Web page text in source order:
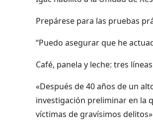
Prepárese para las pruebas
“Puedo asegurar que he
Café, panela y leche: tres
«Después de 40 años de un
investigación preliminar en la
víctimas de gravísimos delitos».